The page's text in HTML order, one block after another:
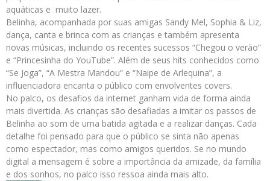
aquáticas e muito lazer.
Belinha, acompanhada por suas amigas Sandy Mel, Sophia & Liz,
dança, canta e brinca com as crianças e também apresenta
novas músicas, incluindo os recentes sucessos “Chegou o verão”
e “Princesinha do YouTube”. Além de seus hits conhecidos como
“Se Joga”, “A Mestra Mandou” e “Naipe de Arlequina”, a
influenciadora encanta o público com envolventes covers.
No palco, os desafios da internet ganham vida de forma ainda
mais divertida. As crianças são desafiadas a imitar os passos de
Belinha ao som de uma batida agitada e a realizar danças. Cada
detalhe foi pensado para que o público se sinta não apenas
como espectador, mas como amigos queridos. Se no mundo
digital a mensagem é sobre a importância da amizade, da família
e dos sonhos, no palco isso ressoa ainda mais alto.